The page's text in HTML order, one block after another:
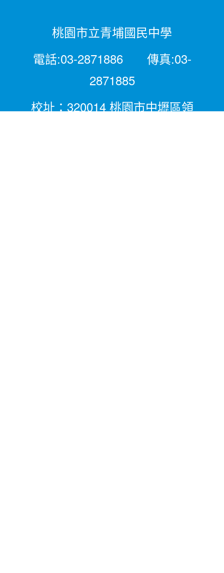
桃園市立青埔國民中學
電話:03-2871886 傳真:03-
2871885
校址：320014 桃園市中壢區領